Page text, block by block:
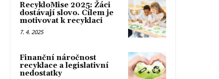
RecykloMise 2025: Žáci
dostávají slovo. Cílem je
motivovat k recyklaci
7. 4. 2025
Finanční náročnost
recyklace a legislativní
nedostatky